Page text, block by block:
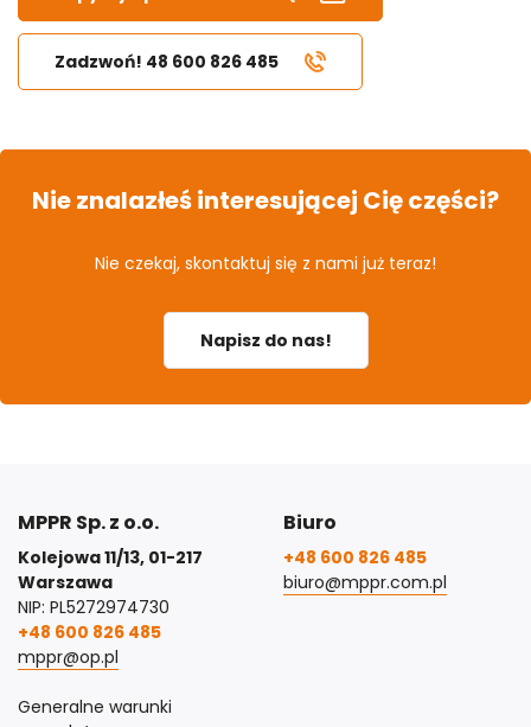
Zadzwoń! 48 600 826 485
Nie znalazłeś interesującej Cię części?
Nie czekaj, skontaktuj się z nami już teraz!
Napisz do nas!
MPPR Sp. z o.o.
Kolejowa 11/13, 01-217
Warszawa
NIP: PL5272974730
+48 600 826 485
mppr@op.pl
Generalne warunki
Biuro
+48 600 826 485
biuro@mppr.com.pl